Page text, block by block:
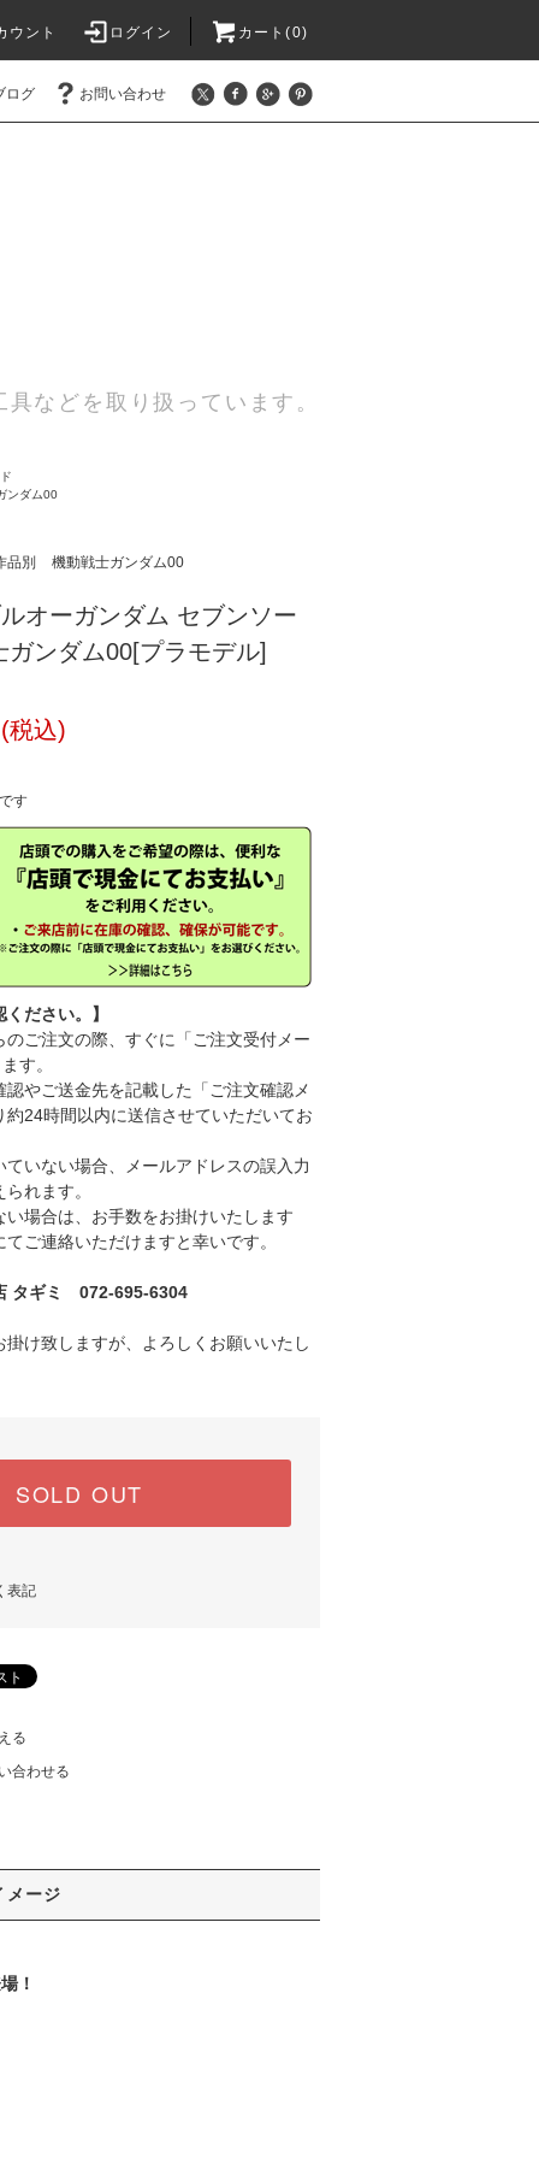
ウント ログイン カート(0)
ログ お問い合わせ
などを取り扱っています。
ンダム00
品別 機動戦士ガンダム00
オーガンダム セブンソー
ンダム00[プラモデル]
税込)
す
ださい。】
ご注文の際、すぐに「ご注文受付メー
す。
やご送金先を記載した「ご注文確認メ
約24時間以内に送信させていただいてお
いない場合、メールアドレスの誤入力
れます。
場合は、お手数をお掛けいたします
ご連絡いただけますと幸いです。
タギミ 072-695-6304
掛け致しますが、よろしくお願いいたし
SOLD OUT
表記
る
合わせる
メージ
！